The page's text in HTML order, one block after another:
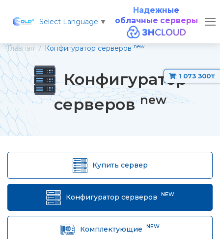
Select Language ▼
Надежные
облачные серверы
Главная Конфигуратор серверов new
Конфигуратор
серверовnew
Купить сервер
Конфигуратор серверов NEW
Комплектующие NEW
: 1 073 300₸